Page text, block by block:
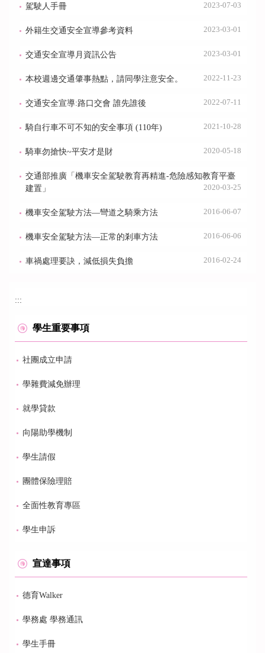
駕駛人手冊 2023-07-03
外籍生交通安全宣導參考資料 2023-03-01
交通安全宣導月資訊公告 2023-03-01
本校週邊交通肇事熱點，請同學注意安全。 2022-11-23
交通安全宣導:路口交會 誰先誰後 2022-07-11
騎自行車不可不知的安全事項 (110年) 2021-10-28
騎車勿搶快~平安才是財 2020-05-18
交通部推廣「機車安全駕駛教育再精進-危險感知教育平臺
建置」
2020-03-25
機車安全駕駛方法—彎道之騎乘方法 2016-06-07
機車安全駕駛方法—正常的剎車方法 2016-06-06
車禍處理要訣，減低損失負擔 2016-02-24
:::
學生重要事項
社團成立申請
學雜費減免辦理
就學貸款
向陽助學機制
學生請假
團體保險理賠
全面性教育專區
學生申訴
宣達事項
德育Walker
學務處 學務通訊
學生手冊